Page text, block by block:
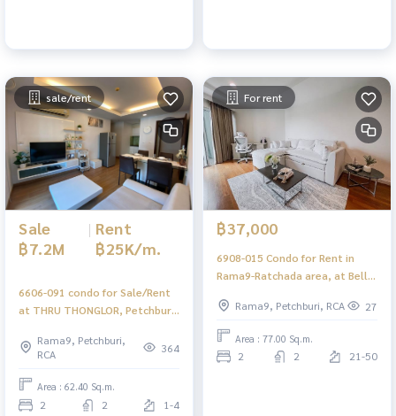
sale/rent
Sale
฿7.2M
| Rent
฿25K/m.
6606-091 condo for Sale/Rent
at THRU THONGLOR, Petchburi-
bedrooms.
Rama9, Petchburi,
RCA
364
Area : 62.40 Sq.m.
2 2 1-4
For rent
฿37,000
6908-015 Condo for Rent in
Rama9-Ratchada area, at Belle
Rama9, Petchburi, RCA
27
Area : 77.00 Sq.m.
2 2 21-50